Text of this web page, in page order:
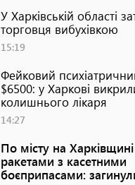
У Харківській області
торговця вибухівкою
15:19
Фейковий
$6500: у Харкові
колишнього лікаря
14:27
По місту на
ракетами з касетними
боєприпасами: